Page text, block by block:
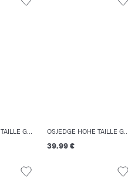
OSJEDGE HOHE TAILLE
39.99 €